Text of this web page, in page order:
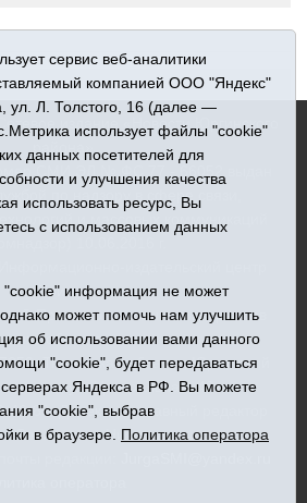
издание «Новости Юргинского
СМИ ЭЛ № ФС 77 - 66052 выдан
по надзору в сфере связи,
«Призыв»
© При использовании материалов
обязательна
Тюменская область, Юргинский
ул. Центральная, 49
89. Директор - главный редактор
Васильевна Ниязова
сервис веб-аналитики
компанией ООО "Яндекс"
ул. Л. Толстого, 16 (далее —
использует файлы "cookie"
данных посетителей для
и улучшения качества
использовать ресурс, Вы
с использованием данных
информация не может
может помочь нам улучшить
об использовании вами данного
"cookie", будет передаваться
серверах Яндекса в РФ. Вы можете
"cookie", выбрав
в браузере. Политика оператора